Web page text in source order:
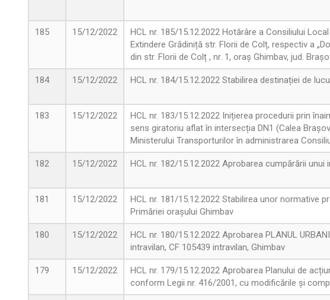
185 15/12/2022
HCL nr. 185/15.12.2022 Hotărâre a Consiliului
Extindere Grădiniță str. Florii de Colț, respectiv a
din str. Florii de Colț , nr. 1, oraș Ghimbav, jud.
184 15/12/2022
HCL nr. 184/15.12.2022 Stabilirea destinației de
183 15/12/2022
HCL nr. 183/15.12.2022 Inițierea procedurii prin
sens giratoriu aflat în intersecția DN1 (Calea
Ministerului Transporturilor în administrarea
182 15/12/2022
HCL nr. 182/15.12.2022 Aprobarea cumpărării unui
181 15/12/2022
HCL nr. 181/15.12.2022 Stabilirea unor normative
Primăriei orașului Ghimbav
180 15/12/2022
HCL nr. 180/15.12.2022 Aprobarea PLANUL
intravilan, CF 105439 intravilan, Ghimbav
179 15/12/2022
HCL nr. 179/15.12.2022 Aprobarea Planului de
conform Legii nr. 416/2001, cu modificările și